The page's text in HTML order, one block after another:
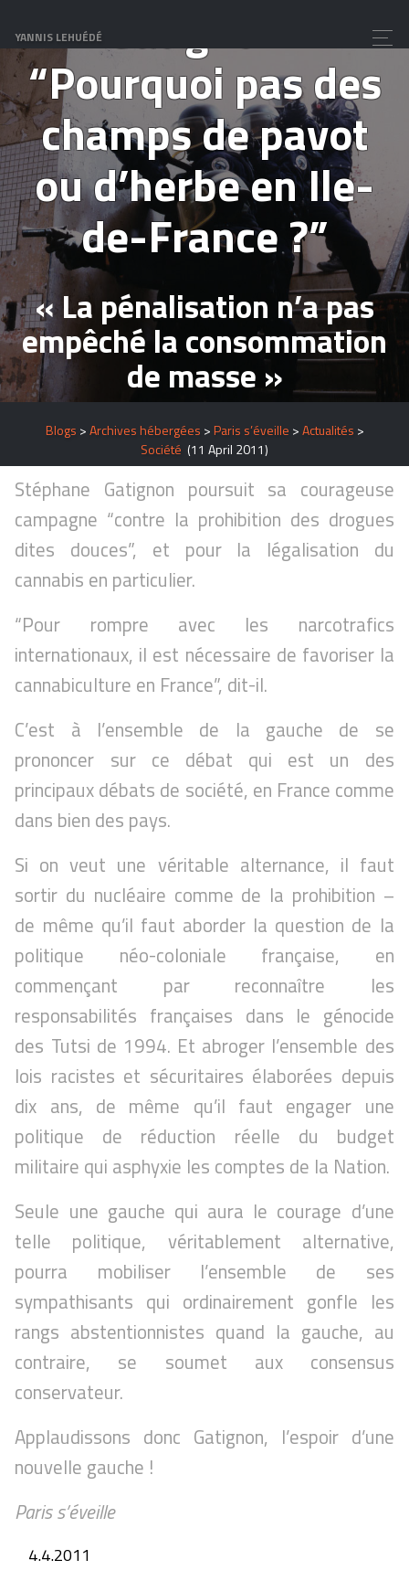
YANNIS LEHUÉDÉ Gatignon :
“Pourquoi pas des
champs de pavot
ou d’herbe en Ile-
de-France ?”
« La pénalisation n’a pas
empêché la consommation
de masse »
Blogs >Archives hébergées >Paris s’éveille >Actualités >
Société (11 April 2011)
Stéphane Gatignon poursuit sa courageuse
campagne “contre la prohibition des drogues
dites douces”, et pour la légalisation du
cannabis en particulier.
“Pour rompre avec les narcotrafics
internationaux, il est nécessaire de favoriser la
cannabiculture en France”, dit-il.
C’est à l’ensemble de la gauche de se
prononcer sur ce débat qui est un des
principaux débats de société, en France comme
dans bien des pays.
Si on veut une véritable alternance, il faut
sortir du nucléaire comme de la prohibition –
de même qu’il faut aborder la question de la
politique néo-coloniale française, en
commençant par reconnaître les
responsabilités françaises dans le génocide
des Tutsi de 1994. Et abroger l’ensemble des
lois racistes et sécuritaires élaborées depuis
dix ans, de même qu’il faut engager une
politique de réduction réelle du budget
militaire qui asphyxie les comptes de la Nation.
Seule une gauche qui aura le courage d’une
telle politique, véritablement alternative,
pourra mobiliser l’ensemble de ses
sympathisants qui ordinairement gonfle les
rangs abstentionnistes quand la gauche, au
contraire, se soumet aux consensus
conservateur.
Applaudissons donc Gatignon, l’espoir d’une
nouvelle gauche !
Paris s’éveille
4.4.2011